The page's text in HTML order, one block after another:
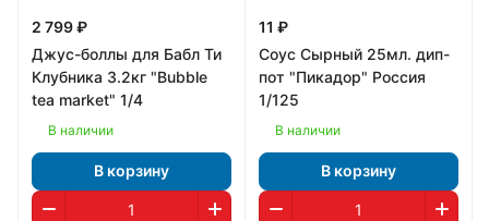
2 799 ₽
Джус-боллы для Бабл Ти
Клубника 3.2кг "Bubble
tea market" 1/4
В наличии
В корзину
11 ₽
Соус Сырный 25мл. дип-
пот "Пикадор" Россия
1/125
В наличии
В корзину